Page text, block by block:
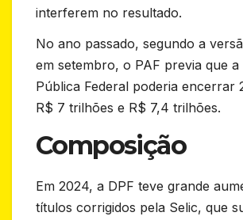
interferem no resultado.
No ano passado, segundo a
em setembro, o PAF previa que a
Pública Federal poderia encerrar
R$ 7 trilhões e R$ 7,4 trilhões.
Composição
Em 2024, a DPF teve grande
títulos corrigidos pela Selic, que